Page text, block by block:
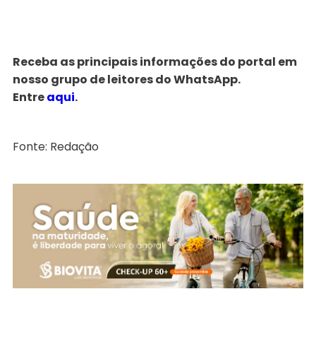
Receba as principais informações do portal em
nosso grupo de leitores do WhatsApp.
Entreaqui.
Fonte: Redação